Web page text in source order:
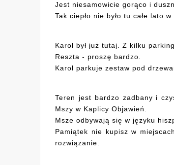
Jest niesamowicie gorąco i
Tak ciepło nie było tu całe lato w
Karol był już tutaj. Z kilku
Reszta - proszę bardzo.
Karol parkuje zestaw pod
Teren jest bardzo zadbany i
Mszy w Kaplicy Objawień.
Msze odbywają się w języku
Pamiątek nie kupisz w
rozwiązanie.